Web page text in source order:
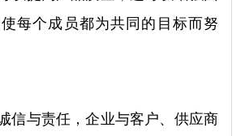
每个成员都为共同的目标而努
信与责任，企业与客户、供应商